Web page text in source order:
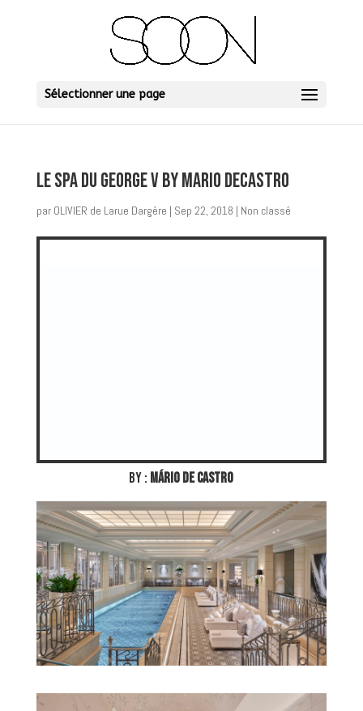
Sélectionner une page
LE SPA DU GEORGE V by MARIO DECASTRO
par OLIVIER de Larue Dargère | Sep 22, 2018 | Non classé
by : MÁRIO DE CASTRO